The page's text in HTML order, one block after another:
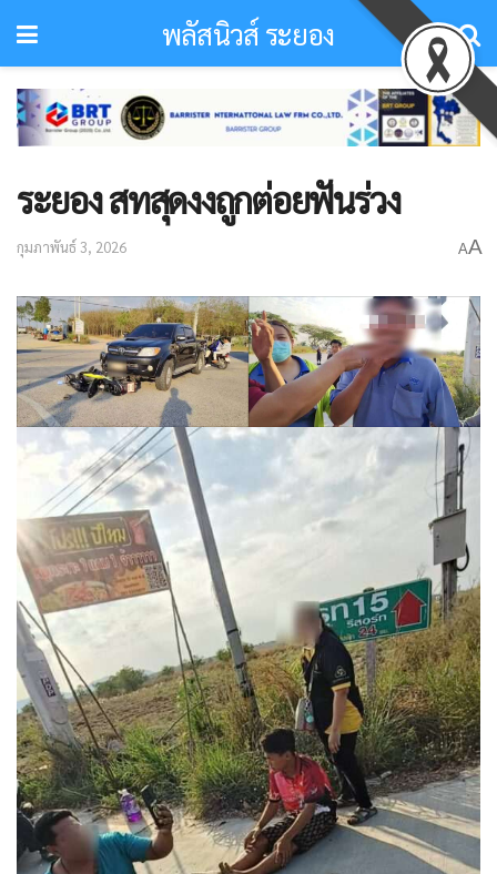
พลัสนิวส์ ระยอง
ระยอง สทสุดงงถูกต่อยฟันร่วง
กุมภาพันธ์ 3, 2026 AA